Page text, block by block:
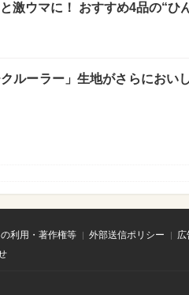
激ウマに！ おすすめ4品の“ひ
ルーラー」生地がさらにおい
利用・著作権等 外部送信ポリシー